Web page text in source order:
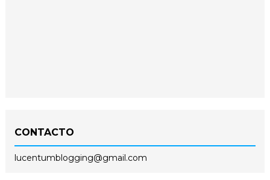
CONTACTO
lucentumblogging@gmail.com